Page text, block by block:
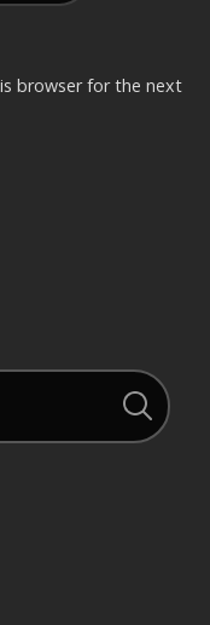
browser for the next